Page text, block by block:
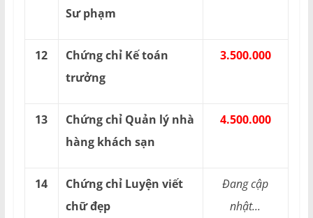
Sư phạm
12
Chứng chỉ Kế toán
trưởng
3.500.000
13
Chứng chỉ Quản lý nhà
hàng khách sạn
4.500.000
14
Chứng chỉ Luyện viết
chữ đẹp
Đang cập
nhật...